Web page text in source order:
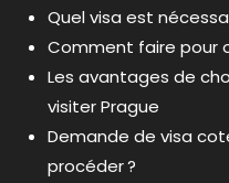
Quel visa est
Comment faire pour
Les avantages de
visiter Prague
Demande de visa
procéder ?